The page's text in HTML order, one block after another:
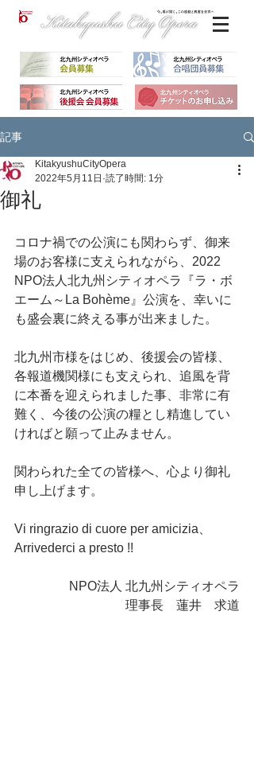
記事
御礼
KitakyushuCityOpera
2022年5月11日 読了時間: 1分
コロナ禍での公演にも関わらず、御来
場のお客様に支えられながら、2022
NPO法人北九州シティオペラ『ラ・ボ
エーム～La Bohème』公演を、幸いに
も盛会裏に終える事が出来ました。
北九州市様をはじめ、後援会の皆様、
各報道機関様にも支えられ、追風を背
に本番を迎えられました事、非常に有
難く、今後の公演の糧とし精進してい
ければと願って止みません。
関わられた全ての皆様へ、心より御礼
申し上げます。
Vi ringrazio di cuore per amicizia、
Arrivederci a presto !!
NPO法人 北九州シティオペラ
理事長　蓮井　求道